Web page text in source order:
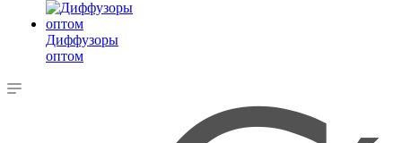
Диффузоры
оптом